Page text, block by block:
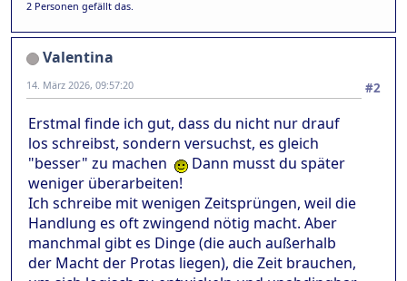
2 Personen gefällt das.
Valentina
#2
14. März 2026, 09:57:20
Erstmal finde ich gut, dass du nicht nur drauf
los schreibst, sondern versuchst, es gleich
"besser" zu machen
Dann musst du später
weniger überarbeiten!
Ich schreibe mit wenigen Zeitsprüngen, weil die
Handlung es oft zwingend nötig macht. Aber
manchmal gibt es Dinge (die auch außerhalb
der Macht der Protas liegen), die Zeit brauchen,